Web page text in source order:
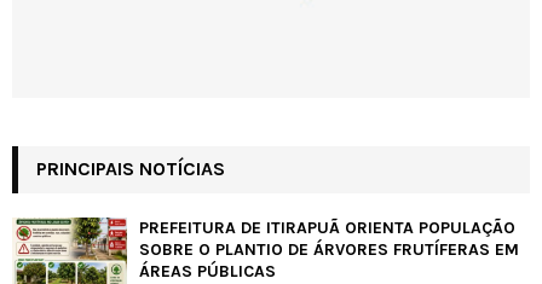
PRINCIPAIS NOTÍCIAS
PREFEITURA DE ITIRAPUÃ ORIENTA POPULAÇÃO
SOBRE O PLANTIO DE ÁRVORES FRUTÍFERAS EM
ÁREAS PÚBLICAS